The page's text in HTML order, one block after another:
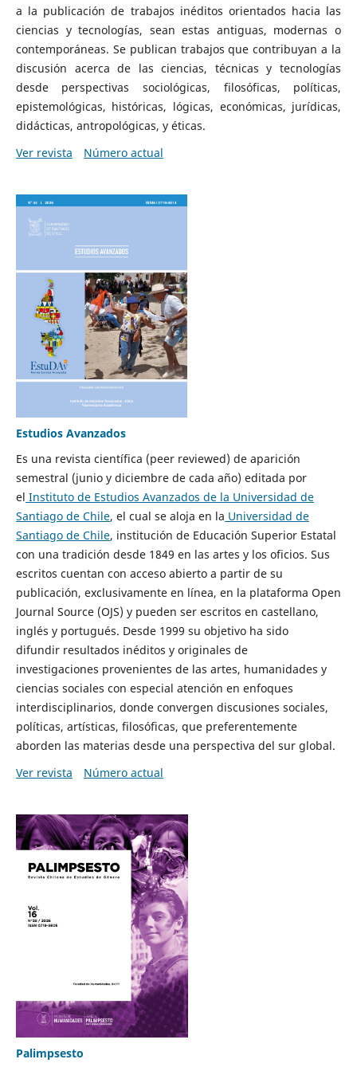
a la publicación de trabajos inéditos orientados hacia las
ciencias y tecnologías, sean estas antiguas, modernas o
contemporáneas. Se publican trabajos que contribuyan a la
discusión acerca de las ciencias, técnicas y tecnologías
desde perspectivas sociológicas, filosóficas, políticas,
epistemológicas, históricas, lógicas, económicas, jurídicas,
didácticas, antropológicas, y éticas.
Ver revista
Número actual
Estudios Avanzados
Es una revista científica (peer reviewed) de aparición
semestral (junio y diciembre de cada año) editada por
el Instituto de Estudios Avanzados de la Universidad de
Santiago de Chile, el cual se aloja en la Universidad de
Santiago de Chile, institución de Educación Superior Estatal
con una tradición desde 1849 en las artes y los oficios. Sus
escritos cuentan con acceso abierto a partir de su
publicación, exclusivamente en línea, en la plataforma Open
Journal Source (OJS) y pueden ser escritos en castellano,
inglés y portugués. Desde 1999 su objetivo ha sido
difundir resultados inéditos y originales de
investigaciones provenientes de las artes, humanidades y
ciencias sociales con especial atención en enfoques
interdisciplinarios, donde convergen discusiones sociales,
políticas, artísticas, filosóficas, que preferentemente
aborden las materias desde una perspectiva del sur global.
Ver revista
Número actual
Palimpsesto